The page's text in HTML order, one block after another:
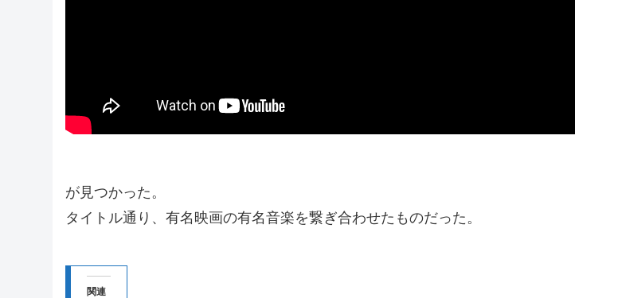
が見つかった。
タイトル通り、有名映画の有名音楽を繋ぎ合わせたものだった。
関連